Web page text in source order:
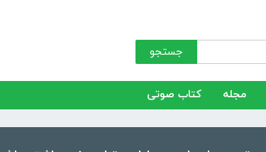
جستجو
مجله کتاب صوتی